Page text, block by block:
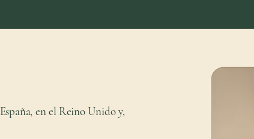
en el Reino Unido y,